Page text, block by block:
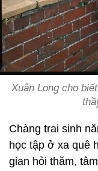
Xuân Long cho
Chàng trai sinh
học tập ở xa quê
gian hỏi thăm,